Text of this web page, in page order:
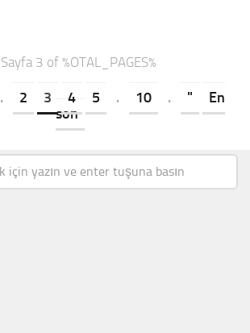
Sayfa 3 of %OTAL_PAGES%
. 2 3 4 5 . 10 . "
En
son